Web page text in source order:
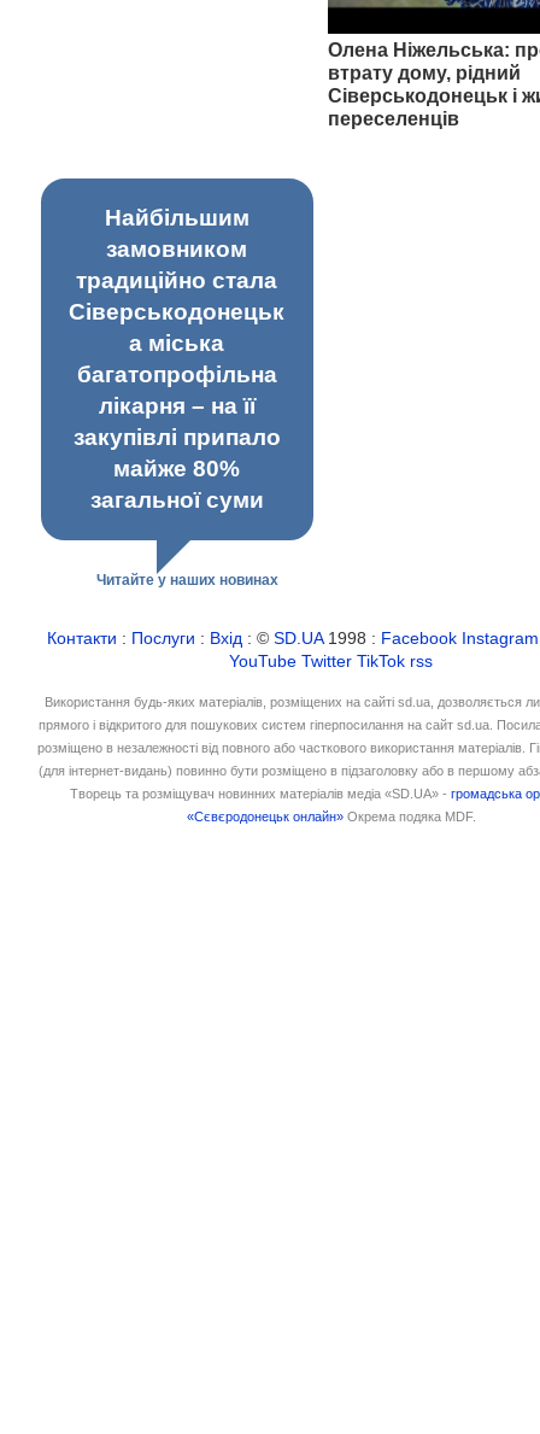
Олена Ніжельська:
втрату дому, рідний
Сіверськодонецьк і
переселенців
Найбільшим
замовником
традиційно стала
Сіверськодонецьк
а міська
багатопрофільна
лікарня – на її
закупівлі припало
майже 80%
загальної суми
Читайте у наших новинах
Контакти : Послуги : Вхід : ©SD.UA1998 : Facebook Instagram
YouTube Twitter TikTok rss
Використання будь-яких матеріалів, розміщених на сайті sd.ua, дозволяється
прямого і відкритого для пошукових систем гіперпосилання на сайт sd.ua.
розміщено в незалежності від повного або часткового використання матеріалів.
(для інтернет-видань) повинно бути розміщено в підзаголовку або в першому
Творець та розміщувач новинних матеріалів медіа «SD.UA» -громадська
«Сєвєродонецьк онлайн» Окрема подяка MDF.